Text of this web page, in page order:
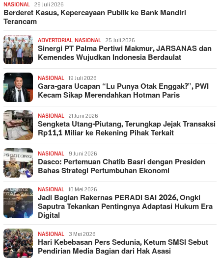
NASIONAL 29 Juli 2026
Berderet Kasus, Kepercayaan Publik ke Bank Mandiri
Terancam
ADVERTORIAL, NASIONAL 25 Juli 2026
Sinergi PT Palma Pertiwi Makmur, JARSANAS dan
Kemendes Wujudkan Indonesia Berdaulat
NASIONAL 19 Juli 2026
Gara-gara Ucapan “Lu Punya Otak Enggak?”, PWI
Kecam Sikap Merendahkan Hotman Paris
NASIONAL 21 Juni 2026
Sengketa Utang-Piutang, Terungkap Jejak Transaksi
Rp11,1 Miliar ke Rekening Pihak Terkait
NASIONAL 9 Juni 2026
Dasco: Pertemuan Chatib Basri dengan Presiden
Bahas Strategi Pertumbuhan Ekonomi
NASIONAL 10 Mei 2026
Jadi Bagian Rakernas PERADI SAI 2026, Ongki
Saputra Tekankan Pentingnya Adaptasi Hukum Era
Digital
NASIONAL 3 Mei 2026
Hari Kebebasan Pers Sedunia, Ketum SMSI Sebut
Pendirian Media Bagian dari Hak Asasi